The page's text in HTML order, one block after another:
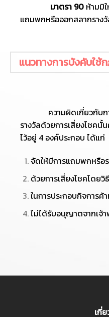
มาตรา 90ห้ามมิ
แถมพกหรือออกสลากราง
แนวทางการบังคับใช้
ความผิดเกี่ยวกับกา
รางวัลด้วยการเสี่ยงโชคนั้
ไว้อยู่ 4 องค์ประกอบ ได้แก่
จัดให้มีการแถมพกหรือ
ด้วยการเสี่ยงโชคโดยวิ
ในการประกอบกิจการค้
ไม่ได้รับอนุญาตจากเจ้
เกี่